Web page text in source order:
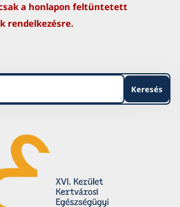
a honlapon feltüntetett
rendelkezésre.